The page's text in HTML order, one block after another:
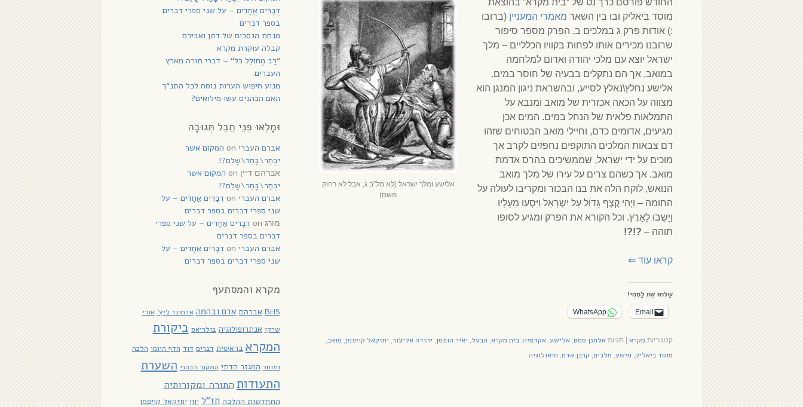
אלישע ומלך ישראל (לא מל”ב ג, אבל לא רחוק
משם)
החודש פורסם כרך נט של “בית מקרא” בהוצאת
מוסד ביאליק ובו בין השאר מאמרי המעניין (ברובו
:) אודות פרק ג במלכים ב. הפרק מספר סיפור
שרובנו מכירים אותו לפחות בקוויו הכלליים – מלך
ישראל יוצא עם מלכי יהודה ואדום למלחמה
במואב, אך הם נתקלים בבעיה של חוסר במים.
אלישע נחלץ\נאלץ לסייע, ובהשראת ניגון המנגן הוא
מצווה על הכאה אכזרית של מואב ומנבא על
התמלאות פלאית של הנחל במים. המים אכן
מגיעים, אדומים כדם, וחיילי מואב הבטוחים שזהו
דם צבאות המלכים התוקפים נחפזים לקרב אך
מוכים על ידי ישראל, שממשיכים בהרס אדמת
מואב. אך כשהם צרים על עירו של מלך מואב
הנואש, לוקח הלה את בנו הבכור ומקריבו לעולה על
החומה – וַיְהִי קֶצֶף גָּדוֹל עַל יִשְׂרָאֵל וַיִּסְעוּ מֵעָלָיו
וַיָּשֻׁבוּ לָאָרֶץ. וכל הקורא את הפרק ומגיע לסופו
תוהה – ?!?!
קראו עוד ⇐
שַׁלְּחוּ אֶת לַחְמִי!
Email
WhatsApp
קטגוריות מקרא תגיות אלחנן סמט, אלישע, אקדמיה, בית מקרא, הבעל, יאיר הופמן, יהודה אליצור, יחזקאל קויפמן, מואב,
מוסד ביאליק, מישע, מלכים, קרבן אדם, תיאולוגיה
דְבָרִים אֲחָדִים – על שני ספרי דברים
בספר דברים
מנחת הנסכים של דתן ואבירם
קבלה עוקרת מקרא
“רַב מְחוֹלֵל כֹּל” – דברי תורה מארץ
העברים
מנוע חיפוש הערות נוסח לכל התנ”ך
האם הכהנים עשו מילואים?
וּמָלְאוּ פְנֵי תֵבֵל תְּגוּבָה
אברם העברי
המקום אשר
יִבְחַר\בָּחַר\שָׁלֵם?!
אברהם דיין
המקום אשר
יִבְחַר\בָּחַר\שָׁלֵם?!
אברם העברי
דְבָרִים אֲחָדִים – על
שני ספרי דברים בספר דברים
מורג
דְבָרִים אֲחָדִים – על שני ספרי
דברים בספר דברים
אברם העברי
דְבָרִים אֲחָדִים – על
שני ספרי דברים בספר דברים
מקרא והמסתעף
BHS אברהם אדם ובהמה אדמונד ליץ' אורי
שרקי אנתרופולוגיה בולריאס ביקורת
המקרא בראשית דברים דוד הדף היומי הלכה
ומוסר המגזר הדתי המקור הכהני השערת
התעודות התורה ומקורותיה
התחדשות ההלכה חז"ל יוון יחזקאל קויפמן